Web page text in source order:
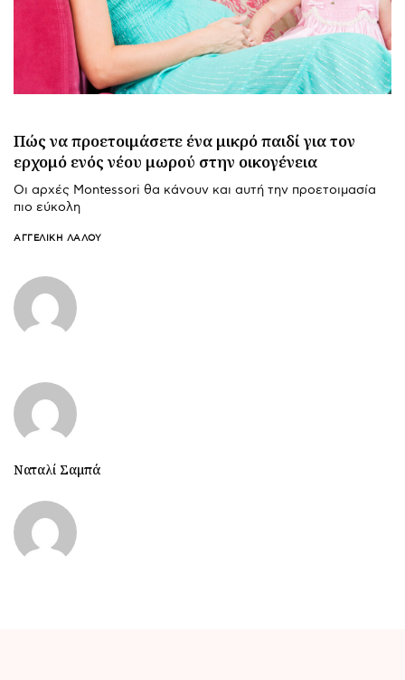
Πώς να προετοιμάσετε ένα μικρό παιδί για τον
ερχομό ενός νέου μωρού στην οικογένεια
Οι αρχές Montessori θα κάνουν και αυτή την προετοιμασία
πιο εύκολη
ΑΓΓΕΛΙΚΉ ΛΆΛΟΥ
Ναταλί Σαμπά